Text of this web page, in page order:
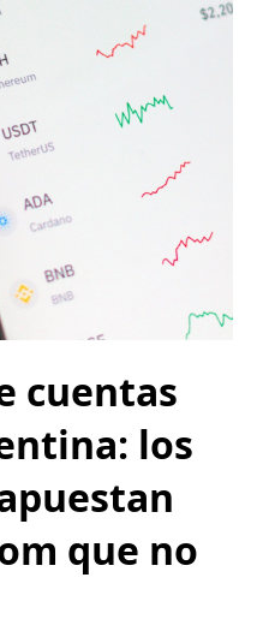
cuentas
los
que no